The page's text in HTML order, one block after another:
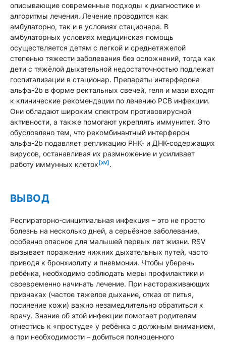
описывающие современные подходы к диагностике и
алгоритмы лечения. Лечение проводится как
амбулаторно, так и в условиях стационара. В
амбулаторных условиях медицинская помощь
осуществляется детям с легкой и среднетяжелой
степенью тяжести заболевания без осложнений, тогда как
дети с тяжёлой дыхательной недостаточностью подлежат
госпитализации в стационар. Препараты интерферона
альфа-2b в форме ректальных свечей, геля и мази входят
к клинические рекомендации по лечению РСВ инфекции.
Они обладают широким спектром противовирусной
активности, а также помогают укреплять иммунитет. Это
обусловлено тем, что рекомбинантный интерферон
альфа-2b подавляет репликацию РНК- и ДНК-содержащих
вирусов, останавливая их размножение и усиливает
работу иммунных клеток[xv].
ВЫВОД
Респираторно-синцитиальная инфекция – это не просто
болезнь на несколько дней, а серьёзное заболевание,
особенно опасное для малышей первых лет жизни. RSV
вызывает поражение нижних дыхательных путей, часто
приводя к бронхиолиту и пневмонии. Чтобы уберечь
ребёнка, необходимо соблюдать меры профилактики и
своевременно начинать лечение. При настораживающих
признаках (частое тяжелое дыхание, отказ от питья,
посинение кожи) важно незамедлительно обратиться к
врачу. Знание об этой инфекции помогает родителям
отнестись к «простуде» у ребёнка с должным вниманием,
а при необходимости – добиться полноценного